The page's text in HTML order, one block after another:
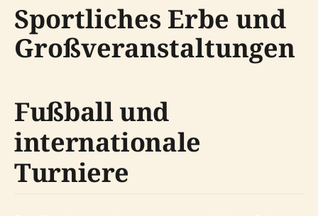
Sportliches Erbe und
Großveranstaltungen
Fußball und
internationale
Turniere